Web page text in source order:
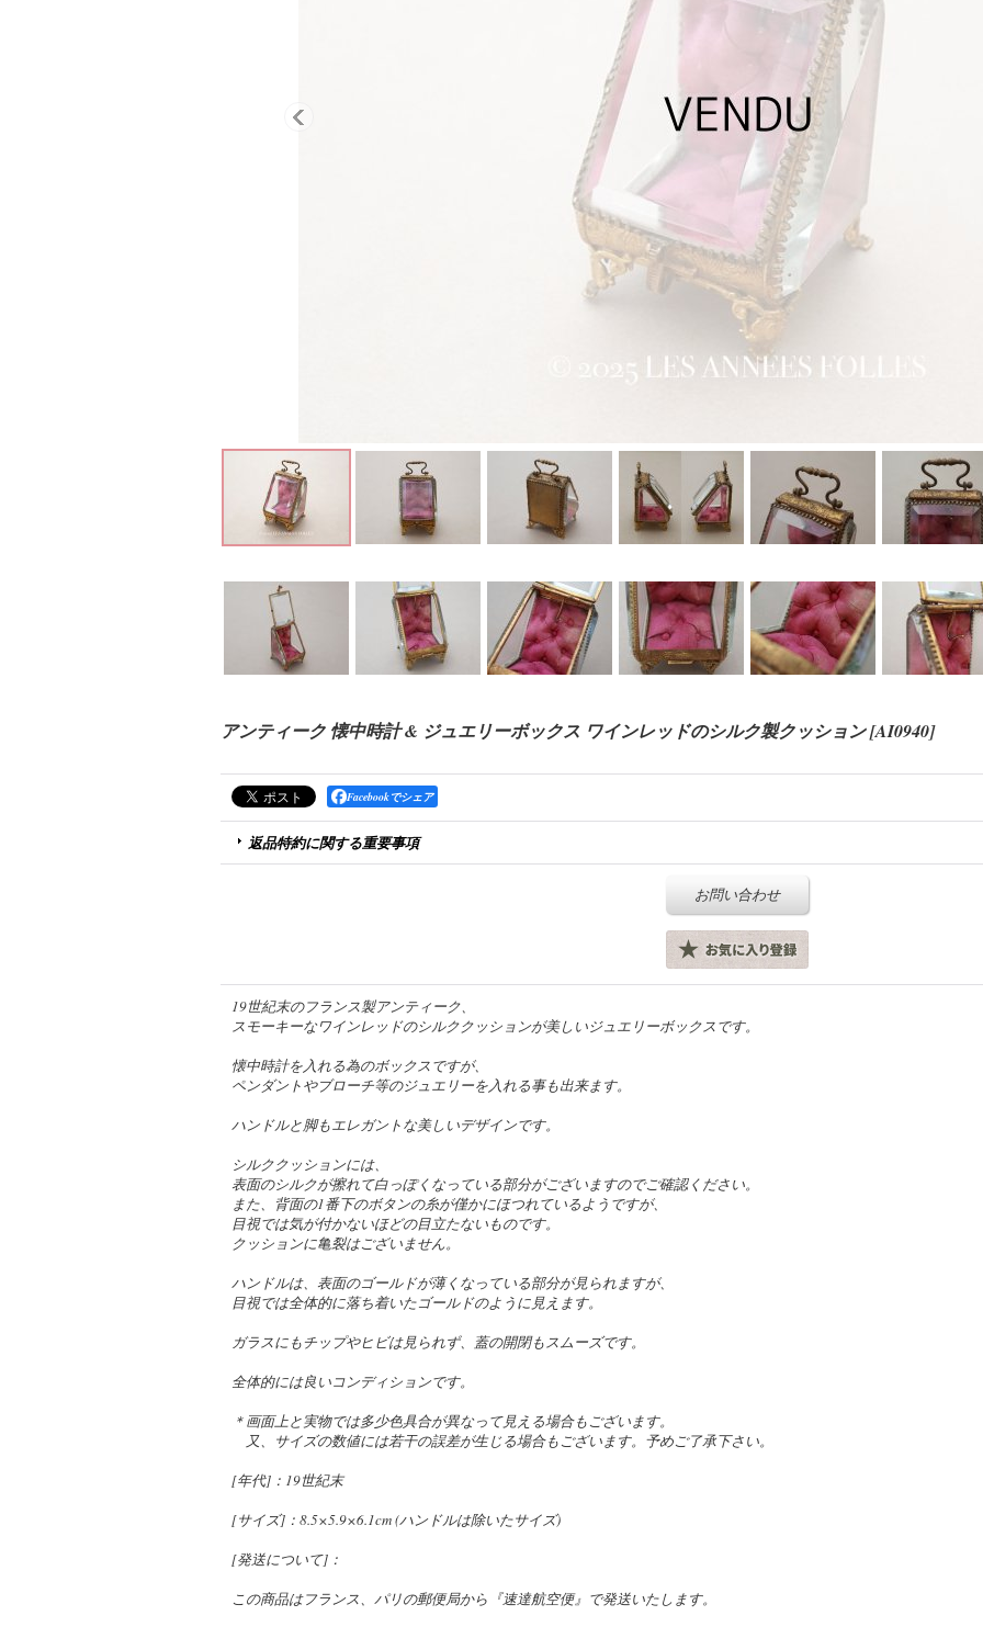
アンティーク 懐中時計 & ジュエリーボックス ワインレッドのシルク製クッション[AI0940]
Facebookでシェア
返品特約に関する重要事項
お問い合わせ
19世紀末のフランス製アンティーク、
スモーキーなワインレッドのシルククッションが美しいジュエリーボックスです。
懐中時計を入れる為のボックスですが、
ペンダントやブローチ等のジュエリーを入れる事も出来ます。
ハンドルと脚もエレガントな美しいデザインです。
シルククッションには、
表面のシルクが擦れて白っぽくなっている部分がございますのでご確認ください。
また、背面の1番下のボタンの糸が僅かにほつれているようですが、
目視では気が付かないほどの目立たないものです。
クッションに亀裂はございません。
ハンドルは、表面のゴールドが薄くなっている部分が見られますが、
目視では全体的に落ち着いたゴールドのように見えます。
ガラスにもチップやヒビは見られず、蓋の開閉もスムーズです。
全体的には良いコンディションです。
＊画面上と実物では多少色具合が異なって見える場合もございます。
又、サイズの数値には若干の誤差が生じる場合もございます。予めご了承下さい。
[年代]：19世紀末
[サイズ]：8.5×5.9×6.1cm (ハンドルは除いたサイズ)
[発送について]：
この商品はフランス、パリの郵便局から『速達航空便』で発送いたします。